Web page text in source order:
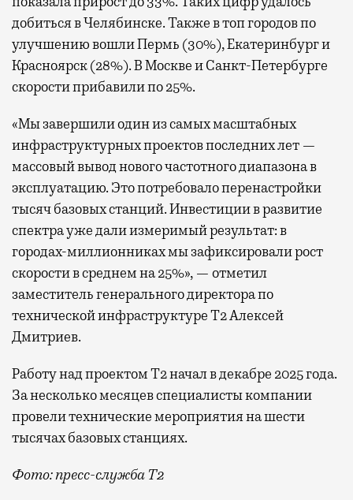
добиться в Челябинске. Также в топ городов по
улучшению вошли Пермь (30%), Екатеринбург и
Красноярск (28%). В Москве и Санкт-Петербурге
скорости прибавили по 25%.
«Мы завершили один из самых масштабных
инфраструктурных проектов последних лет —
массовый вывод нового частотного диапазона в
эксплуатацию. Это потребовало перенастройки
тысяч базовых станций. Инвестиции в развитие
спектра уже дали измеримый результат: в
городах-миллионниках мы зафиксировали рост
скорости в среднем на 25%», — отметил
заместитель генерального директора по
технической инфраструктуре Т2 Алексей
Дмитриев.
Работу над проектом Т2 начал в декабре 2025 года.
За несколько месяцев специалисты компании
провели технические мероприятия на шести
тысячах базовых станциях.
Фото: пресс-служба Т2